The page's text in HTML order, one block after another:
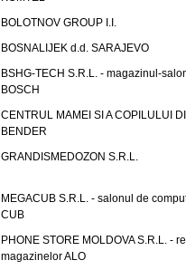
BOLOTNOV GROUP I.I.
BOSNALIJEK d.d. SARAJEVO
BSHG-TECH S.R.L. - magazinul-
BOSCH
CENTRUL MAMEI SI A COPILULUI
BENDER
GRANDISMEDOZON S.R.L.
MEGACUB S.R.L. - salonul de
CUB
PHONE STORE MOLDOVA S.R.L. -
magazinelor ALO